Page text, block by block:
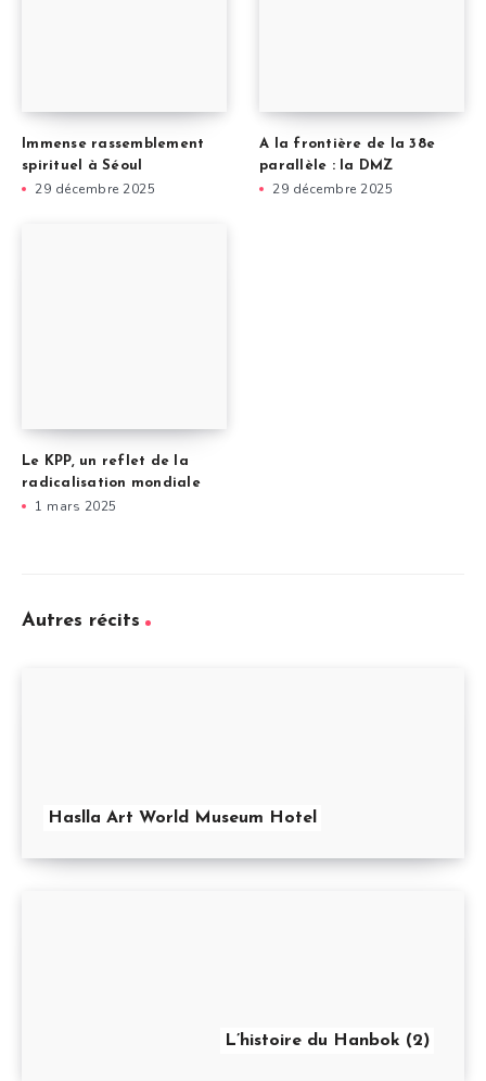
Immense rassemblement
spirituel à Séoul
29 décembre 2025
A la frontière de la 38e
parallèle : la DMZ
29 décembre 2025
Le KPP, un reflet de la
radicalisation mondiale
1 mars 2025
Autres récits
Haslla Art World Museum Hotel
L’histoire du Hanbok (2)